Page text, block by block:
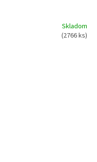
Skladom
(2766 ks)